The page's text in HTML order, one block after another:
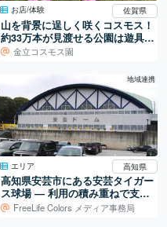
お店/体験 佐賀県
山を背景に逞しく咲くコスモス！
約33万本が見渡せる公園は遊具も
フォトスポットもあり！
金立コスモス園
地域連携
エリア 高知県
高知県安芸市にある安芸タイガー
ス球場 ― 利用の積み重ねで支え
られる地域の球場
FreeLife Colors メディア事務局